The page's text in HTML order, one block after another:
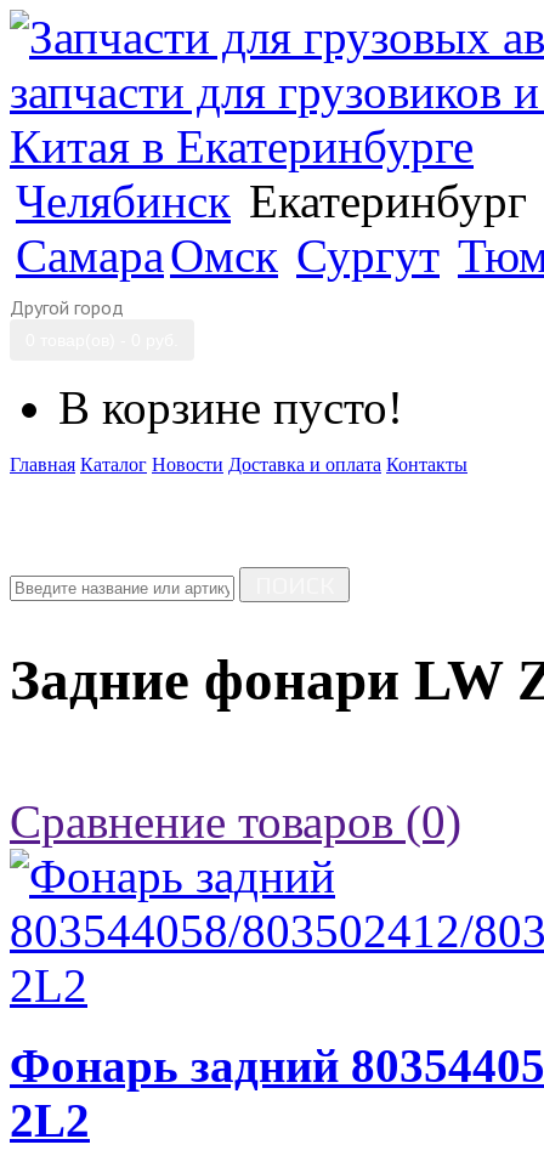
Челябинск Екатеринбург
СамараОмск Сургут
Другой город
В корзине пусто!
Главная Каталог Новости Доставка и оплата Контакты
Задние фонари LW
Сравнение товаров (0)
Фонарь задний
2L2